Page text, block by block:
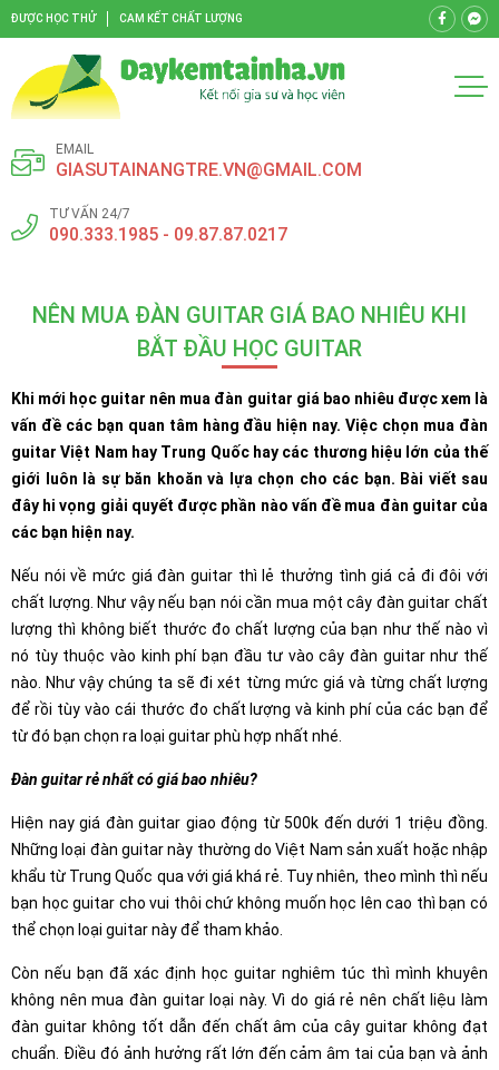
ĐƯỢC HỌC THỬ CAM KẾT CHẤT LƯỢNG
EMAIL
GIASUTAINANGTRE.VN@GMAIL.COM
TƯ VẤN 24/7
090.333.1985 - 09.87.87.0217
NÊN MUA ĐÀN GUITAR GIÁ BAO NHIÊU KHI
BẮT ĐẦU HỌC GUITAR
Khi mới học guitar nên mua đàn guitar giá bao nhiêu được xem là
vấn đề các bạn quan tâm hàng đầu hiện nay. Việc chọn mua đàn
guitar Việt Nam hay Trung Quốc hay các thương hiệu lớn của thế
giới luôn là sự băn khoăn và lựa chọn cho các bạn. Bài viết sau
đây hi vọng giải quyết được phần nào vấn đề mua đàn guitar của
các bạn hiện nay.
Nếu nói về mức giá đàn guitar thì lẻ thưởng tình giá cả đi đôi với
chất lượng. Như vậy nếu bạn nói cần mua một cây đàn guitar chất
lượng thì không biết thước đo chất lượng của bạn như thế nào vì
nó tùy thuộc vào kinh phí bạn đầu tư vào cây đàn guitar như thế
nào. Như vậy chúng ta sẽ đi xét từng mức giá và từng chất lượng
để rồi tùy vào cái thước đo chất lượng và kinh phí của các bạn để
từ đó bạn chọn ra loại guitar phù hợp nhất nhé.
Đàn guitar rẻ nhất có giá bao nhiêu?
Hiện nay giá đàn guitar giao động từ 500k đến dưới 1 triệu đồng.
Những loại đàn guitar này thường do Việt Nam sản xuất hoặc nhập
khẩu từ Trung Quốc qua với giá khá rẻ. Tuy nhiên, theo mình thì nếu
bạn học guitar cho vui thôi chứ không muốn học lên cao thì bạn có
thể chọn loại guitar này để tham khảo.
Còn nếu bạn đã xác định học guitar nghiêm túc thì mình khuyên
không nên mua đàn guitar loại này. Vì do giá rẻ nên chất liệu làm
đàn guitar không tốt dẫn đến chất âm của cây guitar không đạt
chuẩn. Điều đó ảnh hưởng rất lớn đến cảm âm tai của bạn và ảnh